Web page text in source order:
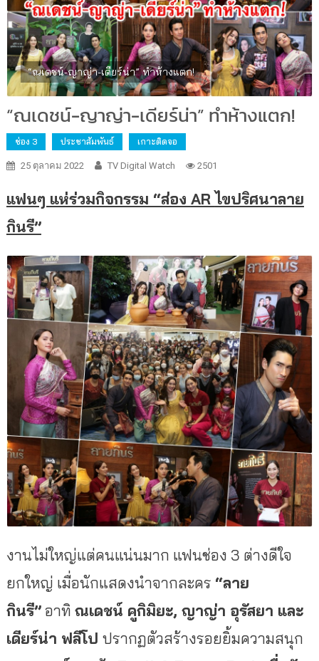
“ณเดชน์-ญาญ่า-เดียร์น่า” ทำห้างแตก!
“ณเดชน์-ญาญ่า-เดียร์น่า” ทำห้างแตก!
ช่อง 3 ประชาสัมพันธ์ เกาะติดจอ
25 ตุลาคม 2022 TV Digital Watch 2501
แฟนๆ แห่ร่วมกิจกรรม “ส่อง ARไขปริศนาลาย
กินรี”
งานไม่ใหญ่แต่คนแน่นมาก แฟนช่อง 3 ต่างดีใจ
ยกใหญ่ เมื่อนักแสดงนำจากละคร “ลาย
กินรี”อาทิ ณเดชน์ คูกิมิยะ, ญาญ่า อุรัสยา และ
เดียร์น่า ฟลีโป ปรากฏตัวสร้างรอยยิ้มความสนุก